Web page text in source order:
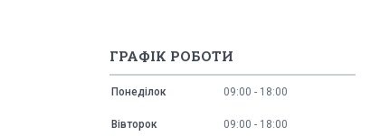
ГРАФІК РОБОТИ
Понеділок 09:00 18:00
Вівторок 09:00 18:00